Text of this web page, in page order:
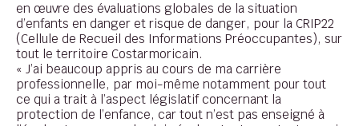
en œuvre des évaluations globales de la situation
d’enfants en danger et risque de danger, pour la CRIP22
(Cellule de Recueil des Informations Préoccupantes), sur
tout le territoire Costarmoricain.
« J’ai beaucoup appris au cours de ma carrière
professionnelle, par moi-même notamment pour tout
ce qui a trait à l’aspect législatif concernant la
protection de l’enfance, car tout n’est pas enseigné à